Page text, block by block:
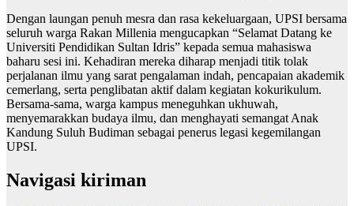
Dengan laungan penuh mesra dan rasa kekeluargaan, UPSI bersama
seluruh warga Rakan Millenia mengucapkan “Selamat Datang ke
Universiti Pendidikan Sultan Idris” kepada semua mahasiswa
baharu sesi ini. Kehadiran mereka diharap menjadi titik tolak
perjalanan ilmu yang sarat pengalaman indah, pencapaian akademik
cemerlang, serta penglibatan aktif dalam kegiatan kokurikulum.
Bersama-sama, warga kampus meneguhkan ukhuwah,
menyemarakkan budaya ilmu, dan menghayati semangat Anak
Kandung Suluh Budiman sebagai penerus legasi kegemilangan
UPSI.
Navigasi kiriman